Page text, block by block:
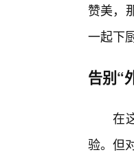
赞美，
一起下
告别“
在
验。但